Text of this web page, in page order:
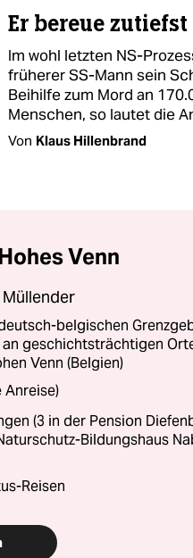
Er bereue zutiefst
Im wohl letzten NS-
früherer SS-Mann sein
Beihilfe zum Mord an
Menschen, so lautet die
Von Klaus Hillenbrand
Venn
belgischen
geschichtsträchtigen
Venn (Belgien)
Anreise)
(3 in der Pension
Bildungshaus
Reisen